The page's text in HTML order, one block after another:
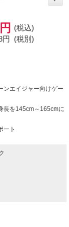
(税込)
円 (税別)
ンエイジャー向けゲー
長を145cm～165cmに
ート